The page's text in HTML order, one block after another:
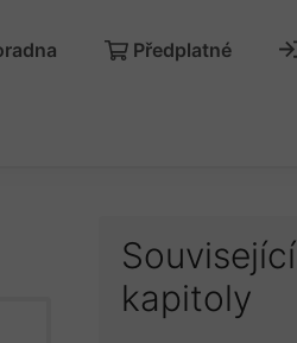
Předplatné
Související
kapitoly